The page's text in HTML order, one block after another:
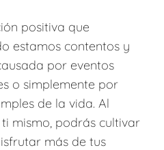
positiva que
estamos contentos y
por eventos
o simplemente por
de la vida. Al
mismo, podrás cultivar
más de tus